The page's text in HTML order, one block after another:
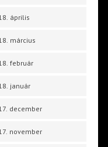
április
március
február
január
december
november